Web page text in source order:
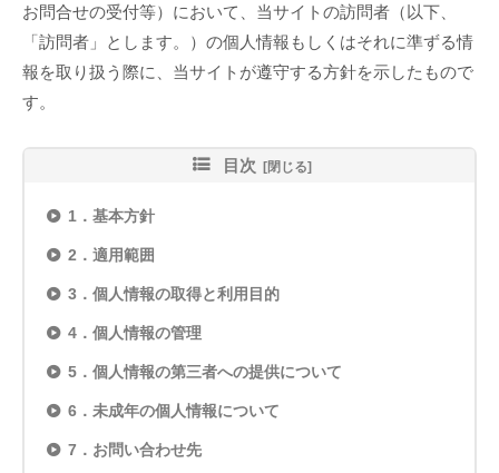
お問合せの受付等）において、当サイトの訪問者（以下、
「訪問者」とします。）の個人情報もしくはそれに準ずる情
報を取り扱う際に、当サイトが遵守する方針を示したもので
す。
目次
1．基本方針
2．適用範囲
3．個人情報の取得と利用目的
4．個人情報の管理
5．個人情報の第三者への提供について
6．未成年の個人情報について
7．お問い合わせ先